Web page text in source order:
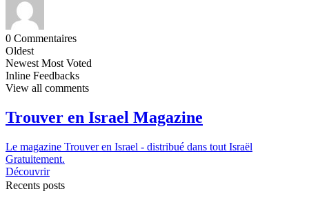
0 Commentaires
Oldest
Newest Most Voted
Inline Feedbacks
View all comments
Trouver en Israel Magazine
Le magazine Trouver en Israel - distribué dans tout Israël
Gratuitement.
Découvrir
Recents posts